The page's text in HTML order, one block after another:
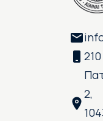
2,